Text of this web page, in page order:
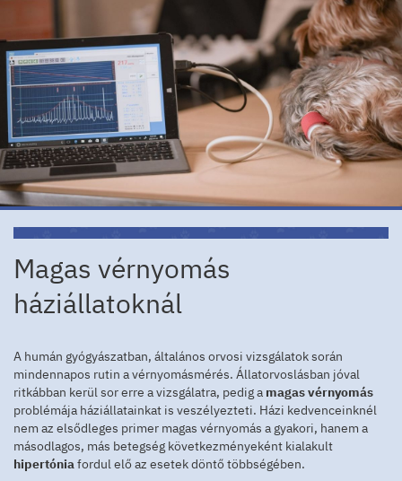
Magas vérnyomás
háziállatoknál
A humán gyógyászatban, általános orvosi vizsgálatok során
mindennapos rutin a vérnyomásmérés. Állatorvoslásban jóval
ritkábban kerül sor erre a vizsgálatra, pedig a magas vérnyomás
problémája háziállatainkat is veszélyezteti. Házi kedvenceinknél
nem az elsődleges primer magas vérnyomás a gyakori, hanem a
másodlagos, más betegség következményeként kialakult
hipertónia fordul elő az esetek döntő többségében.